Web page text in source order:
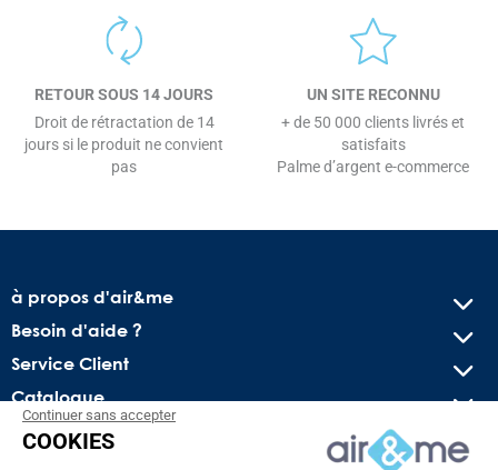
RETOUR SOUS 14 JOURS
Droit de rétractation de 14
jours si le produit ne convient
pas
UN SITE RECONNU
+ de 50 000 clients livrés et
satisfaits
Palme d’argent e-commerce
à propos d'air&me
Besoin d'aide ?
Service Client
Catalogue
Recevez nos offres spéciales !
Continuer sans accepter
COOKIES